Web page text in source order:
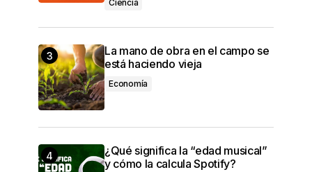
Ciencia
La mano de obra en el campo se
está haciendo vieja
Economía
¿Qué significa la “edad musical”
y cómo la calcula Spotify?